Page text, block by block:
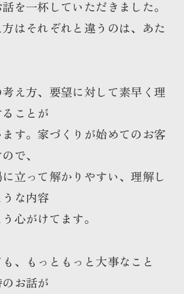
を一杯していただきました。
はそれぞれと違うのは、あた
え方、要望に対して素早く理
ことが
す。家づくりが始めてのお客
で、
立って解かりやすい、理解し
な内容
心がけてます。
、もっともっと大事なこと
お話が